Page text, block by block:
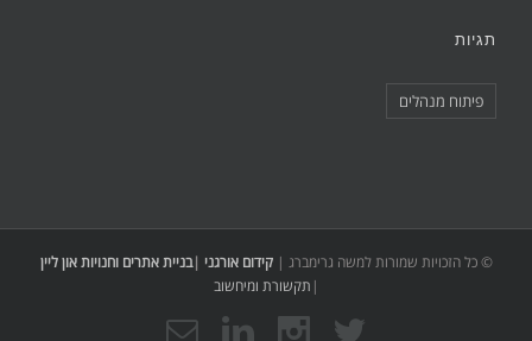
תגיות
פיתוח מנהלים
© כל הזכויות שמורות למשה גרימברג | קידום אורגני |בניית אתרים וחנויות און ליין
| תקשורת ומיחשוב